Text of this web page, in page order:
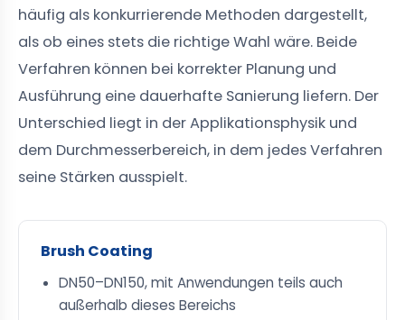
häufig als konkurrierende Methoden dargestellt,
als ob eines stets die richtige Wahl wäre. Beide
Verfahren können bei korrekter Planung und
Ausführung eine dauerhafte Sanierung liefern. Der
Unterschied liegt in der Applikationsphysik und
dem Durchmesserbereich, in dem jedes Verfahren
seine Stärken ausspielt.
Brush Coating
DN50–DN150, mit Anwendungen teils auch
außerhalb dieses Bereichs